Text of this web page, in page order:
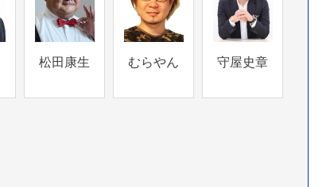
松田康生 むらやん 守屋史章